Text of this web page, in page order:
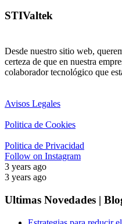
STIValtek
Desde nuestro sitio web,
certeza de que en nuestra
colaborador tecnológico que
Avisos Legales
Politica de Cookies
Politica de Privacidad
Follow on Instagram
3 years ago
3 years ago
Ultimas Novedades |